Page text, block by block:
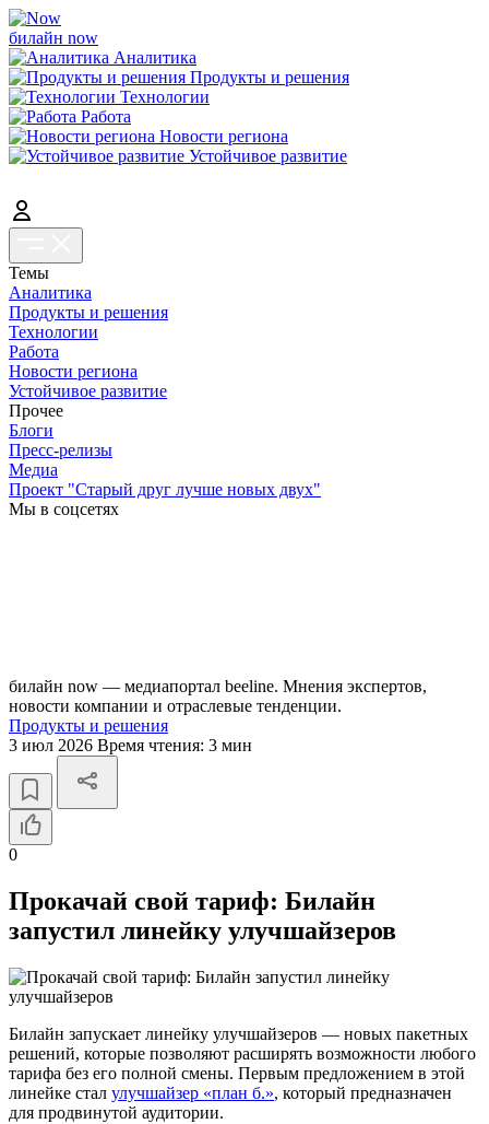
билайн now
Аналитика
Продукты и решения
Технологии
Работа
Новости региона
Устойчивое развитие
Темы
Аналитика
Продукты и решения
Технологии
Работа
Новости региона
Устойчивое развитие
Прочее
Блоги
Пресс-релизы
Медиа
Проект "Старый друг лучше новых двух"
Мы в соцсетях
билайн now — медиапортал beeline. Мнения экспертов,
новости компании и отраслевые тенденции.
Продукты и решения
3 июл 2026 Время чтения: 3 мин
0
Прокачай свой тариф: Билайн
запустил линейку улучшайзеров
Билайн запускает линейку улучшайзеров — новых пакетных
решений, которые позволяют расширять возможности любого
тарифа без его полной смены. Первым предложением в этой
линейке стал улучшайзер «план б.», который предназначен
для продвинутой аудитории.